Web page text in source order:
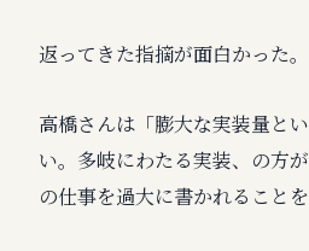
返ってきた指摘が面白かった。
高橋さんは「膨大な実装量と
い。多岐にわたる実装、の方
の仕事を過大に書かれることを